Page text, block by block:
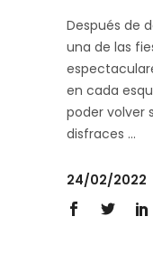
Después de
una de las
en cada
poder volver
disfraces
24/02/2022